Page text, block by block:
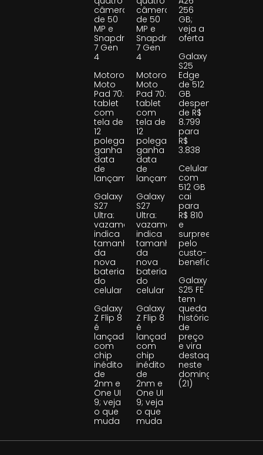
câmeras
de 50
MP e
Snapdragon
7 Gen
4
Motorola
Moto
Pad 70:
tablet
com
tela de
12
polegadas
ganha
data
de
lançamento
Galaxy
S27
Ultra:
vazamento
indica
tamanho
da
nova
bateria
do
celular
Galaxy
Z Flip 8
é
lançado
com
chip
inédito
de
2nm e
One UI
9; veja
o que
muda
câmeras
de 50
MP e
Snapdragon
7 Gen
4
Motorola
Moto
Pad 70:
tablet
com
tela de
12
polegadas
ganha
data
de
lançamento
Galaxy
S27
Ultra:
vazamento
indica
tamanho
da
nova
bateria
do
celular
Galaxy
Z Flip 8
é
lançado
com
chip
inédito
de
2nm e
One UI
9; veja
o que
muda
256
GB;
veja a
oferta
Galaxy
S25
Edge
de 512
GB
despenca
de R$
8.799
para
R$
3.838
Celular
com
512 GB
cai
para
R$ 810
e
surpreende
pelo
custo-
benefício
Galaxy
S25 FE
tem
queda
histórica
de
preço
e vira
destaque
neste
domingo
(21)